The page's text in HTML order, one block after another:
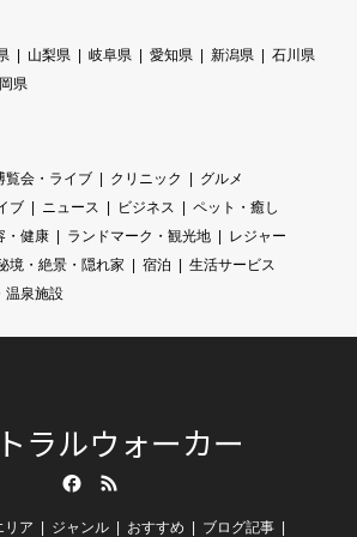
山梨県 岐阜県 愛知県 新潟県
石川県
県
覧会・ライブ クリニック
グルメ
ブ ニュース ビジネス
ペット・癒し
・健康
ランドマーク・観光地
レジャー
境・絶景・隠れ家 宿泊
生活サービス
温泉施設
ラルウォーカー
リア ジャンル おすすめ ブログ記事